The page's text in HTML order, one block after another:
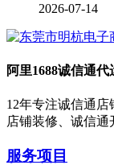
2026-07-14
阿里1688诚信通代
12年专注诚信通
店铺装修、诚信通
服务项目